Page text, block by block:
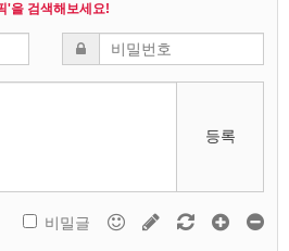
'을 검색해보세요!
등록
비밀글